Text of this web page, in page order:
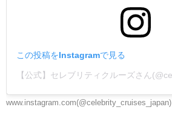
この投稿をInstagramで見る
www.instagram.com(@celebrity_cruises_japan)